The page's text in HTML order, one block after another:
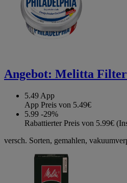
Angebot: Melitta
5.49 App
App Preis von 5.49€
5.99 -29%
Rabattierter Preis von 5.99€
versch. Sorten, gemahlen,